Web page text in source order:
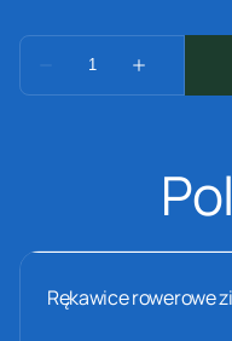
Rękawice rowerowe